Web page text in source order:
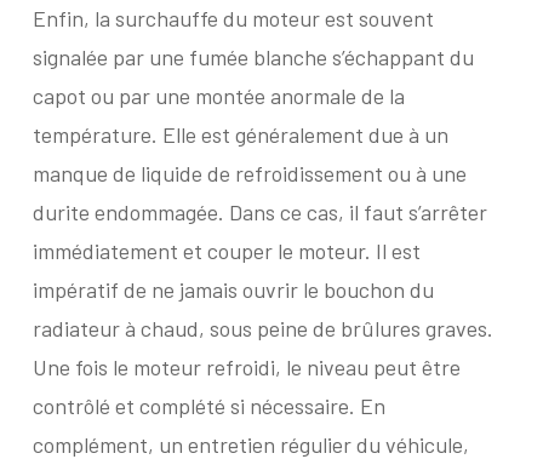
Enfin, la surchauffe du moteur est souvent
signalée par une fumée blanche s’échappant du
capot ou par une montée anormale de la
température. Elle est généralement due à un
manque de liquide de refroidissement ou à une
durite endommagée. Dans ce cas, il faut s’arrêter
immédiatement et couper le moteur. Il est
impératif de ne jamais ouvrir le bouchon du
radiateur à chaud, sous peine de brûlures graves.
Une fois le moteur refroidi, le niveau peut être
contrôlé et complété si nécessaire. En
complément, un entretien régulier du véhicule,